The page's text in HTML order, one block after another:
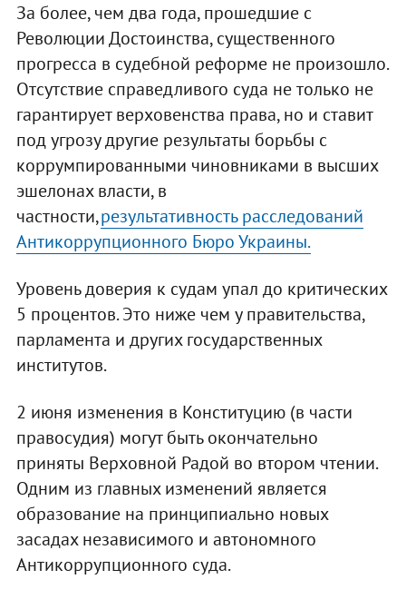
За более, чем два года, прошедшие с
Революции Достоинства, существенного
прогресса в судебной реформе не произошло.
Отсутствие справедливого суда не только не
гарантирует верховенства права, но и ставит
под угрозу другие результаты борьбы с
коррумпированными чиновниками в высших
эшелонах власти, в
частности,результативность расследований
Антикоррупционного Бюро Украины.
Уровень доверия к судам упал до критических
5 процентов. Это ниже чем у правительства,
парламента и других государственных
институтов.
2 июня изменения в Конституцию (в части
правосудия) могут быть окончательно
приняты Верховной Радой во втором чтении.
Одним из главных изменений является
образование на принципиально новых
засадах независимого и автономного
Антикоррупционного суда.